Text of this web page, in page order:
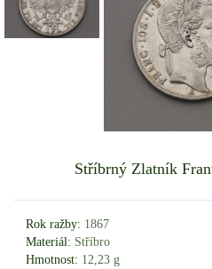
Stříbrný Zlatník
Rok ražby: 1867
Materiál: Stříbro
Hmotnost: 12,23 g